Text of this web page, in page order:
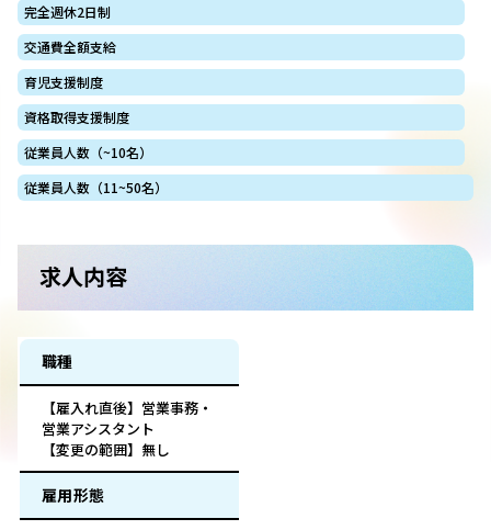
完全週休2日制
交通費全額支給
育児支援制度
資格取得支援制度
従業員人数（~10名）
従業員人数（11~50名）
求人内容
職種
【雇入れ直後】営業事務・
営業アシスタント
【変更の範囲】無し
雇用形態